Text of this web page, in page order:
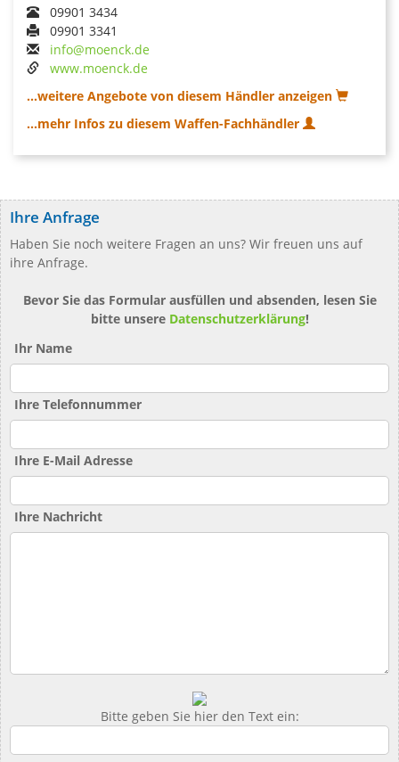
09901 3434
09901 3341
info@moenck.de
www.moenck.de
...weitere Angebote von diesem Händler anzeigen
...mehr Infos zu diesem Waffen-Fachhändler
Ihre Anfrage
Haben Sie noch weitere Fragen an uns? Wir freuen uns auf
ihre Anfrage.
Bevor Sie das Formular ausfüllen und absenden, lesen Sie
bitte unsere Datenschutzerklärung!
Ihr Name
Ihre Telefonnummer
Ihre E-Mail Adresse
Ihre Nachricht
Bitte geben Sie hier den Text ein: